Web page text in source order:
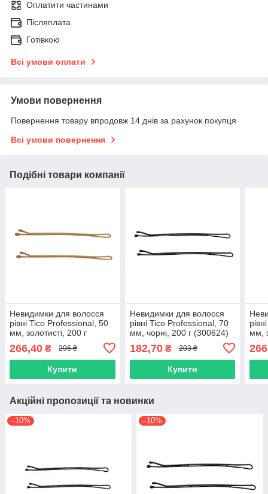
Оплатити частинами
Післяплата
Готівкою
Всі умови оплати
Умови повернення
Повернення товару впродовж 14 днів за рахунок покупця
Всі умови повернення
Подібні товари компанії
Невидимки для волосся
рівні Tico Professional, 50
мм, золотисті, 200 г
266,40 ₴ 296 ₴
Купити
Невидимки для волосся
рівні Tico Professional, 70
мм, чорні, 200 г (300624)
182,70₴ 203 ₴
Купити
мм,
Акційні пропозиції та новинки
–10% –10%